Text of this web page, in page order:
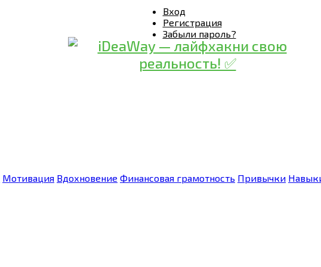
Вход
Регистрация
Забыли пароль?
Мотивация Вдохновение Финансовая грамотность Привычки